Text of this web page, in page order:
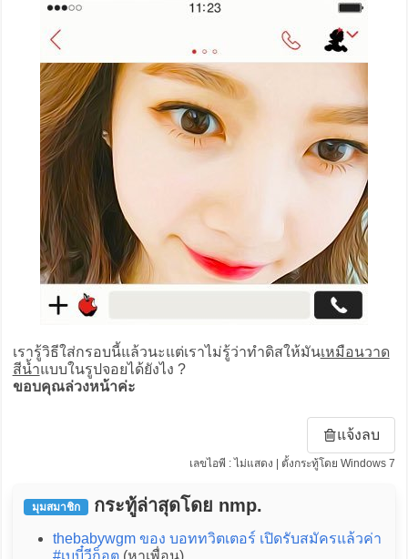
เรารู้วิธีใส่กรอบนี้แล้วนะแต่เราไม่รู้ว่าทำดิสให้มันเหมือนวาด
สีน้ำแบบในรูปจอยได้ยังไง ?
ขอบคุณล่วงหน้าค่ะ
แจ้งลบ
เลขไอพี : ไม่แสดง | ตั้งกระทู้โดย Windows 7
มุมสมาชิก กระทู้ล่าสุดโดย nmp.
thebabywgm ของ บอททวิตเตอร์ เปิดรับสมัครแล้วค่า
#เบบี๋วีก็อต(หาเพื่อน)